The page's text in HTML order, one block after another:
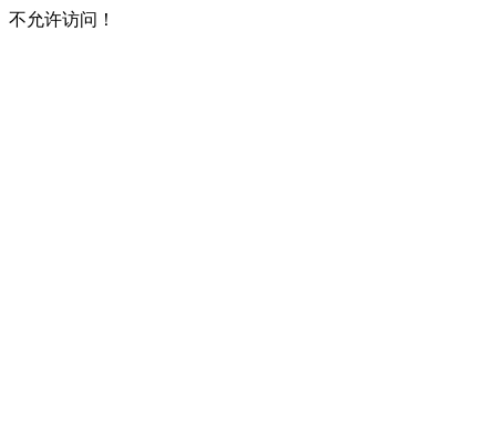
不允许访问！